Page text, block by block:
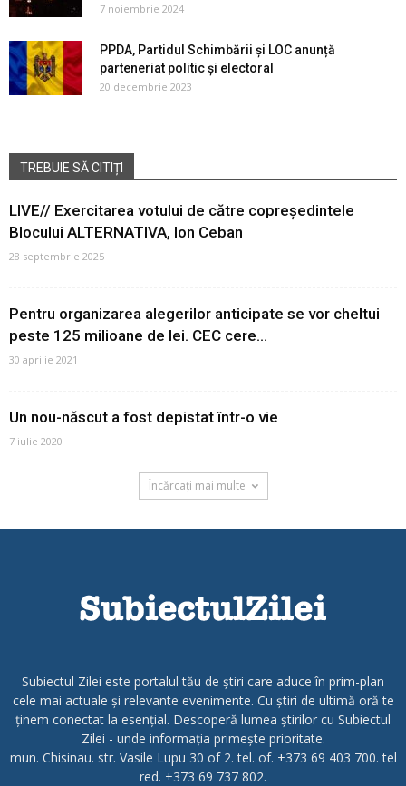
7 noiembrie 2024
PPDA, Partidul Schimbării și LOC anunță
parteneriat politic și electoral
20 decembrie 2023
TREBUIE SĂ CITIȚI
LIVE// Exercitarea votului de către copreședintele
Blocului ALTERNATIVA, Ion Ceban
28 septembrie 2025
Pentru organizarea alegerilor anticipate se vor cheltui
peste 125 milioane de lei. CEC cere...
30 aprilie 2021
Un nou-născut a fost depistat într-o vie
7 iulie 2020
Încărcați mai multe
Subiectul Zilei este portalul tău de știri care aduce în prim-plan
cele mai actuale și relevante evenimente. Cu știri de ultimă oră te
ținem conectat la esențial. Descoperă lumea știrilor cu Subiectul
Zilei - unde informația primește prioritate.
mun. Chisinau. str. Vasile Lupu 30 of 2. tel. of. +373 69 403 700. tel
red. +373 69 737 802.